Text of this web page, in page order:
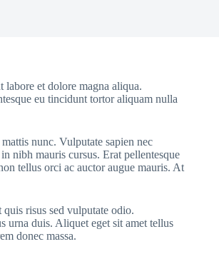
et dolore magna aliqua.
eu tincidunt tortor aliquam nulla
nunc. Vulputate sapien nec
nibh mauris cursus. Erat pellentesque
tellus orci ac auctor augue mauris. At
risus sed vulputate odio.
urna duis. Aliquet eget sit amet tellus
donec massa.